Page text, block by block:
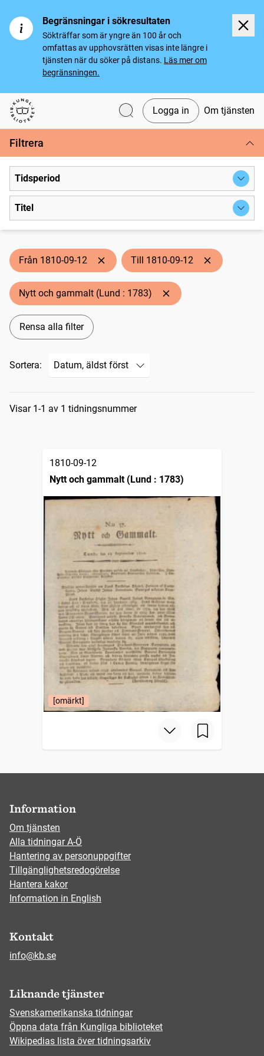
Begränsningar i sökresultaten
Sökträffar som är yngre än 100 år och
omfattas av upphovsrätten visas inte längre i
tjänsten när du söker på distans. Läs mer om
begränsningen.
Svenska tidningar
Logga in Om tjänsten
Filtrera
Tidsperiod
Titel
Från 1810-09-12 Till 1810-09-12
Nytt och gammalt (Lund : 1783)
Rensa alla filter
Sortera:
Sökresultat
Visar 1-1 av 1 tidningsnummer
1810-09-12
Nytt och gammalt (Lund : 1783)
[omärkt]
Information
Om tjänsten
Alla tidningar A-Ö
Hantering av personuppgifter
Tillgänglighetsredogörelse
Hantera kakor
Information in English
Kontakt
info@kb.se
Liknande tjänster
Svenskamerikanska tidningar
Öppna data från Kungliga biblioteket
Wikipedias lista över tidningsarkiv